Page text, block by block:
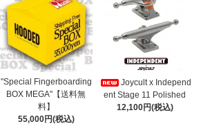
"Special Fingerboarding
BOX MEGA"【送料無
料】
55,000円(税込)
Joycult x Independ
ent Stage 11 Polished
12,100円(税込)